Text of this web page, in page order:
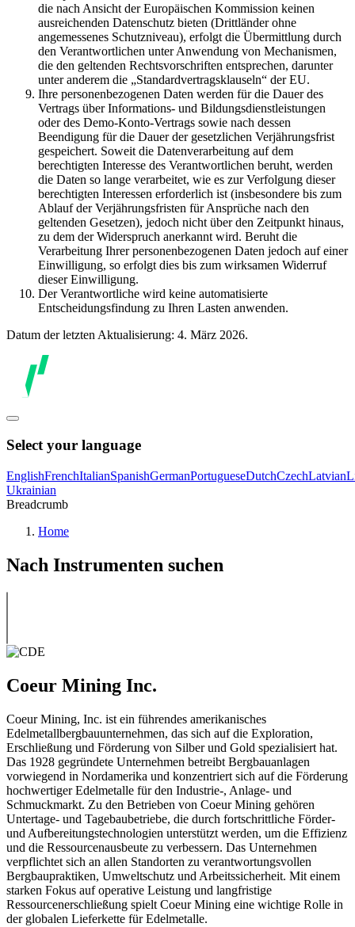
die nach Ansicht der Europäischen Kommission keinen
ausreichenden Datenschutz bieten (Drittländer ohne
angemessenes Schutzniveau), erfolgt die Übermittlung durch
den Verantwortlichen unter Anwendung von Mechanismen,
die den geltenden Rechtsvorschriften entsprechen, darunter
unter anderem die „Standardvertragsklauseln“ der EU.
Ihre personenbezogenen Daten werden für die Dauer des
Vertrags über Informations- und Bildungsdienstleistungen
oder des Demo-Konto-Vertrags sowie nach dessen
Beendigung für die Dauer der gesetzlichen Verjährungsfrist
gespeichert. Soweit die Datenverarbeitung auf dem
berechtigten Interesse des Verantwortlichen beruht, werden
die Daten so lange verarbeitet, wie es zur Verfolgung dieser
berechtigten Interessen erforderlich ist (insbesondere bis zum
Ablauf der Verjährungsfristen für Ansprüche nach den
geltenden Gesetzen), jedoch nicht über den Zeitpunkt hinaus,
zu dem der Widerspruch anerkannt wird. Beruht die
Verarbeitung Ihrer personenbezogenen Daten jedoch auf einer
Einwilligung, so erfolgt dies bis zum wirksamen Widerruf
dieser Einwilligung.
Der Verantwortliche wird keine automatisierte
Entscheidungsfindung zu Ihren Lasten anwenden.
Datum der letzten Aktualisierung: 4. März 2026.
Select your language
EnglishFrenchItalianSpanishGermanPortugueseDutchCzechLatvian
Ukrainian
Breadcrumb
Home
Nach Instrumenten suchen
Coeur Mining Inc.
Coeur Mining, Inc. ist ein führendes amerikanisches
Edelmetallbergbauunternehmen, das sich auf die Exploration,
Erschließung und Förderung von Silber und Gold spezialisiert hat.
Das 1928 gegründete Unternehmen betreibt Bergbauanlagen
vorwiegend in Nordamerika und konzentriert sich auf die Förderung
hochwertiger Edelmetalle für den Industrie-, Anlage- und
Schmuckmarkt. Zu den Betrieben von Coeur Mining gehören
Untertage- und Tagebaubetriebe, die durch fortschrittliche Förder-
und Aufbereitungstechnologien unterstützt werden, um die Effizienz
und die Ressourcenausbeute zu verbessern. Das Unternehmen
verpflichtet sich an allen Standorten zu verantwortungsvollen
Bergbaupraktiken, Umweltschutz und Arbeitssicherheit. Mit einem
starken Fokus auf operative Leistung und langfristige
Ressourcenerschließung spielt Coeur Mining eine wichtige Rolle in
der globalen Lieferkette für Edelmetalle.